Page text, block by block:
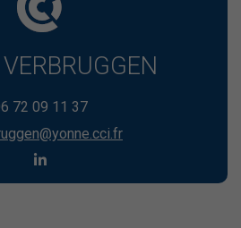
72 09 11 37